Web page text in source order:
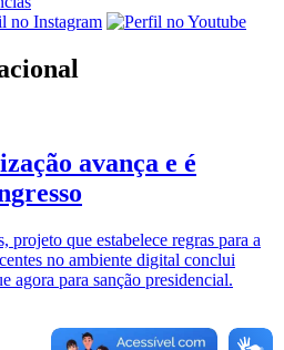
avança e é
projeto que estabelece regras para a
no ambiente digital conclui
agora para sanção presidencial.